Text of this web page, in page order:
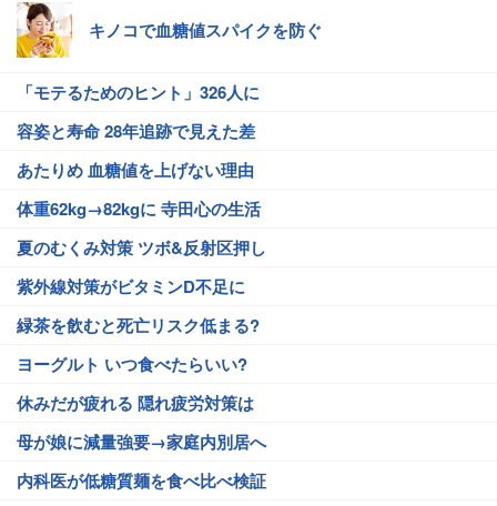
キノコで血糖値スパイクを防ぐ
「モテるためのヒント」326人に
容姿と寿命 28年追跡で見えた差
あたりめ 血糖値を上げない理由
体重62kg→82kgに 寺田心の生活
夏のむくみ対策 ツボ&反射区押し
紫外線対策がビタミンD不足に
緑茶を飲むと死亡リスク低まる?
ヨーグルト いつ食べたらいい?
休みだが疲れる 隠れ疲労対策は
母が娘に減量強要→家庭内別居へ
内科医が低糖質麺を食べ比べ検証